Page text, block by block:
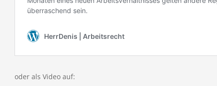
oder als Video auf: